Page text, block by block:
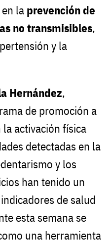
la prevención de
no transmisibles,
y la
Hernández,
de promoción a
activación física
detectadas en la
y los
han tenido un
de salud
esta semana se
una herramienta